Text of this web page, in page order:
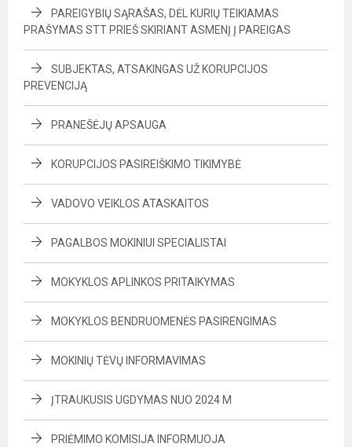
PAREIGYBIŲ SĄRAŠAS, DĖL KURIŲ TEIKIAMAS
PRAŠYMAS STT PRIEŠ SKIRIANT ASMENĮ Į PAREIGAS
SUBJEKTAS, ATSAKINGAS UŽ KORUPCIJOS
PREVENCIJĄ
PRANEŠĖJŲ APSAUGA
KORUPCIJOS PASIREIŠKIMO TIKIMYBĖ
VADOVO VEIKLOS ATASKAITOS
PAGALBOS MOKINIUI SPECIALISTAI
MOKYKLOS APLINKOS PRITAIKYMAS
MOKYKLOS BENDRUOMENĖS PASIRENGIMAS
MOKINIŲ TĖVŲ INFORMAVIMAS
ĮTRAUKUSIS UGDYMAS NUO 2024 M
PRIĖMIMO KOMISIJA INFORMUOJA